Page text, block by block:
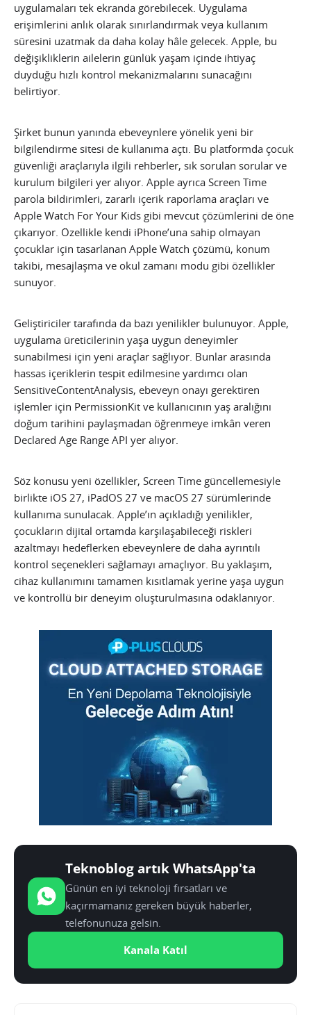
uygulamaları tek ekranda görebilecek. Uygulama
erişimlerini anlık olarak sınırlandırmak veya kullanım
süresini uzatmak da daha kolay hâle gelecek. Apple, bu
değişikliklerin ailelerin günlük yaşam içinde ihtiyaç
duyduğu hızlı kontrol mekanizmalarını sunacağını
belirtiyor.
Şirket bunun yanında ebeveynlere yönelik yeni bir
bilgilendirme sitesi de kullanıma açtı. Bu platformda çocuk
güvenliği araçlarıyla ilgili rehberler, sık sorulan sorular ve
kurulum bilgileri yer alıyor. Apple ayrıca Screen Time
parola bildirimleri, zararlı içerik raporlama araçları ve
Apple Watch For Your Kids gibi mevcut çözümlerini de öne
çıkarıyor. Özellikle kendi iPhone’una sahip olmayan
çocuklar için tasarlanan Apple Watch çözümü, konum
takibi, mesajlaşma ve okul zamanı modu gibi özellikler
sunuyor.
Geliştiriciler tarafında da bazı yenilikler bulunuyor. Apple,
uygulama üreticilerinin yaşa uygun deneyimler
sunabilmesi için yeni araçlar sağlıyor. Bunlar arasında
hassas içeriklerin tespit edilmesine yardımcı olan
SensitiveContentAnalysis, ebeveyn onayı gerektiren
işlemler için PermissionKit ve kullanıcının yaş aralığını
doğum tarihini paylaşmadan öğrenmeye imkân veren
Declared Age Range API yer alıyor.
Söz konusu yeni özellikler, Screen Time güncellemesiyle
birlikte iOS 27, iPadOS 27 ve macOS 27 sürümlerinde
kullanıma sunulacak. Apple’ın açıkladığı yenilikler,
çocukların dijital ortamda karşılaşabileceği riskleri
azaltmayı hedeflerken ebeveynlere de daha ayrıntılı
kontrol seçenekleri sağlamayı amaçlıyor. Bu yaklaşım,
cihaz kullanımını tamamen kısıtlamak yerine yaşa uygun
ve kontrollü bir deneyim oluşturulmasına odaklanıyor.
Teknoblog artık WhatsApp'ta
Günün en iyi teknoloji fırsatları ve
kaçırmamanız gereken büyük haberler,
telefonunuza gelsin.
Kanala Katıl